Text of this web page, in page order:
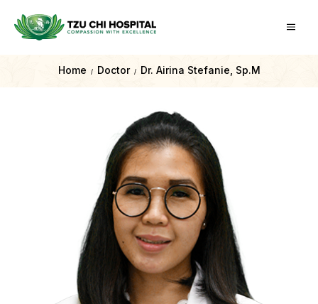
Home / Doctor / Dr. Airina Stefanie, Sp.M